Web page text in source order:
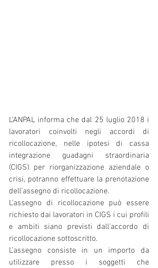
L’ANPAL informa che dal 25 luglio 2018 i
lavoratori coinvolti negli accordi di
ricollocazione, nelle ipotesi di cassa
integrazione guadagni straordinaria
(CIGS) per riorganizzazione aziendale o
crisi, potranno effettuare la prenotazione
dell’assegno di ricollocazione.
L’assegno di ricollocazione può essere
richiesto dai lavoratori in CIGS i cui profili
e ambiti siano previsti dall’accordo di
ricollocazione sottoscritto.
L’assegno consiste in un importo da
utilizzare presso i soggetti che